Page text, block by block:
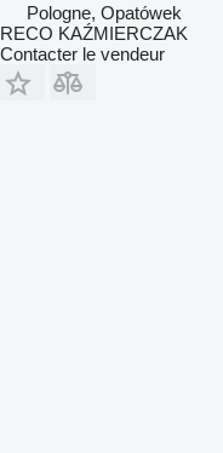
Pologne, Opatówek
RECO KAŹMIERCZAK
Contacter le vendeur